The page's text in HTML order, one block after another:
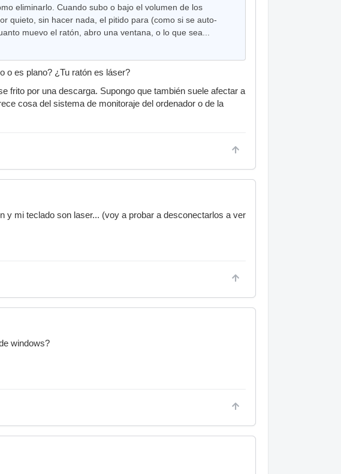
eliminarlo. Cuando subo o bajo el volumen de los
quieto, sin hacer nada, el pitido para (como si se auto-
muevo el ratón, abro una ventana, o lo que sea...
o es plano? ¿Tu ratón es láser?
frito por una descarga. Supongo que también suele afectar a
cosa del sistema de monitoraje del ordenador o de la
y mi teclado son laser... (voy a probar a desconectarlos a ver
windows?